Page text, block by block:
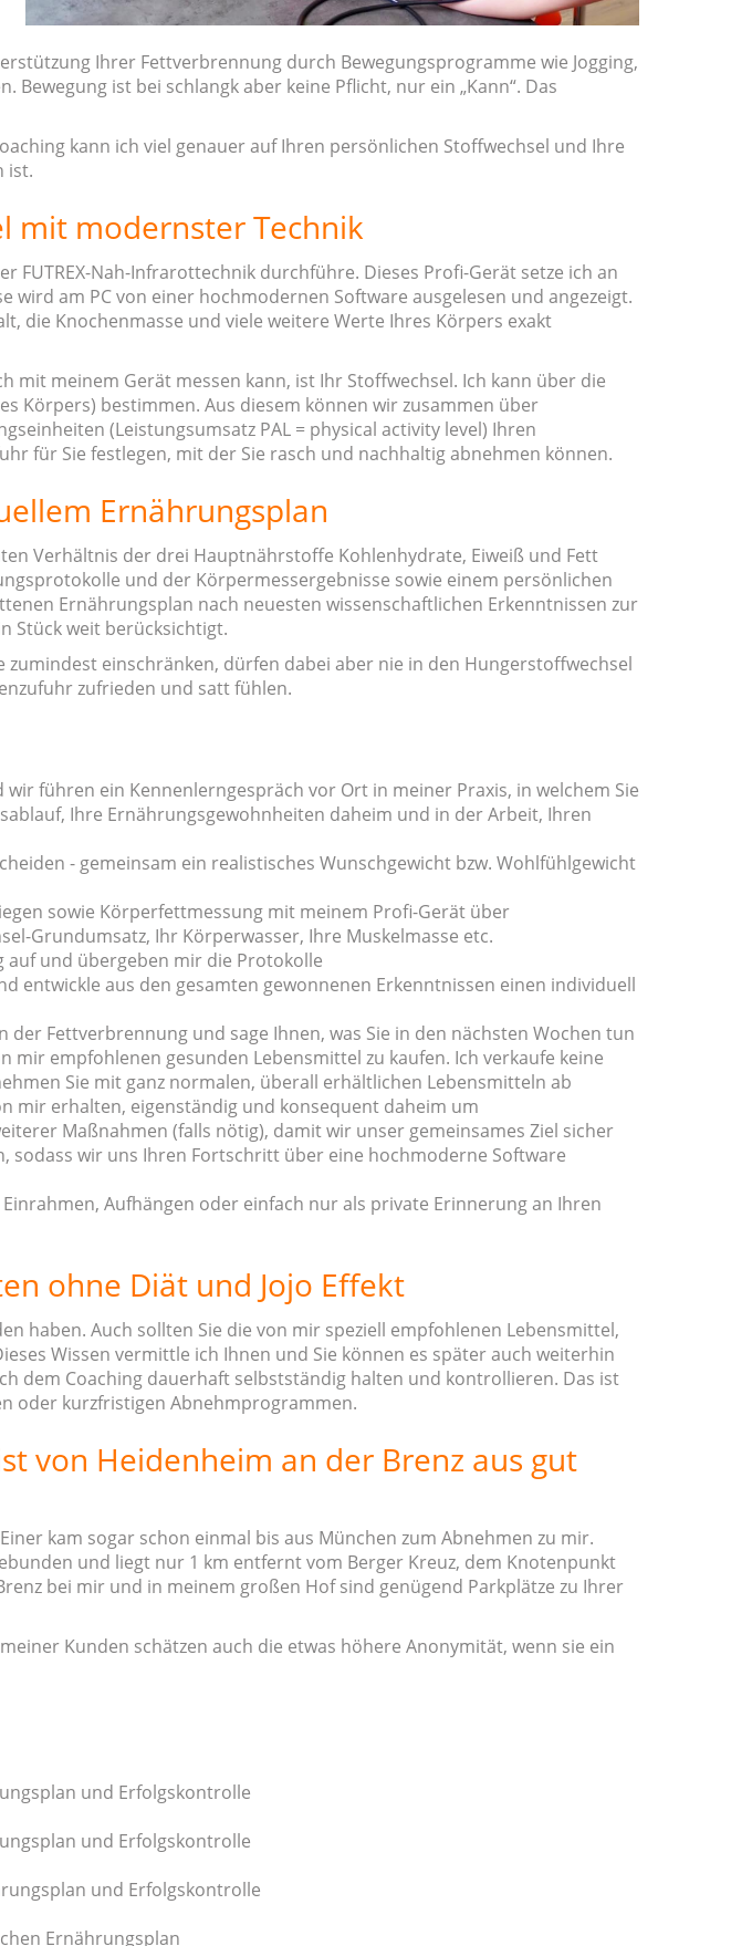
Ihrer Fettverbrennung durch Bewegungsprogramme wie Jogging,
ist bei schlangk aber keine Pflicht, nur ein „Kann“. Das
kann ich viel genauer auf Ihren persönlichen Stoffwechsel und Ihre
ist.
mit modernster Technik
FUTREX-Nah-Infrarottechnik durchführe. Dieses Profi-Gerät setze ich an
wird am PC von einer hochmodernen Software ausgelesen und angezeigt.
die Knochenmasse und viele weitere Werte Ihres Körpers exakt
meinem Gerät messen kann, ist Ihr Stoffwechsel. Ich kann über die
Körpers) bestimmen. Aus diesem können wir zusammen über
(Leistungsumsatz PAL = physical activity level) Ihren
für Sie festlegen, mit der Sie rasch und nachhaltig abnehmen können.
Ernährungsplan
Verhältnis der drei Hauptnährstoffe Kohlenhydrate, Eiweiß und Fett
und der Körpermessergebnisse sowie einem persönlichen
Ernährungsplan nach neuesten wissenschaftlichen Erkenntnissen zur
Stück weit berücksichtigt.
einschränken, dürfen dabei aber nie in den Hungerstoffwechsel
zufrieden und satt fühlen.
führen ein Kennenlerngespräch vor Ort in meiner Praxis, in welchem Sie
Ihre Ernährungsgewohnheiten daheim und in der Arbeit, Ihren
- gemeinsam ein realistisches Wunschgewicht bzw. Wohlfühlgewicht
sowie Körperfettmessung mit meinem Profi-Gerät über
Grundumsatz, Ihr Körperwasser, Ihre Muskelmasse etc.
auf und übergeben mir die Protokolle
entwickle aus den gesamten gewonnenen Erkenntnissen einen individuell
Fettverbrennung und sage Ihnen, was Sie in den nächsten Wochen tun
mir empfohlenen gesunden Lebensmittel zu kaufen. Ich verkaufe keine
Sie mit ganz normalen, überall erhältlichen Lebensmitteln ab
mir erhalten, eigenständig und konsequent daheim um
Maßnahmen (falls nötig), damit wir unser gemeinsames Ziel sicher
sodass wir uns Ihren Fortschritt über eine hochmoderne Software
Aufhängen oder einfach nur als private Erinnerung an Ihren
ohne Diät und Jojo Effekt
haben. Auch sollten Sie die von mir speziell empfohlenen Lebensmittel,
Wissen vermittle ich Ihnen und Sie können es später auch weiterhin
dem Coaching dauerhaft selbstständig halten und kontrollieren. Das ist
oder kurzfristigen Abnehmprogrammen.
von Heidenheim an der Brenz aus gut
kam sogar schon einmal bis aus München zum Abnehmen zu mir.
und liegt nur 1 km entfernt vom Berger Kreuz, dem Knotenpunkt
bei mir und in meinem großen Hof sind genügend Parkplätze zu Ihrer
Kunden schätzen auch die etwas höhere Anonymität, wenn sie ein
und Erfolgskontrolle
und Erfolgskontrolle
und Erfolgskontrolle
Ernährungsplan